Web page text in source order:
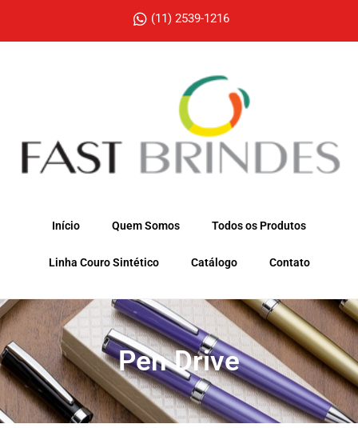
(11) 2539-1216
Início Quem Somos Todos os Produtos
Linha Couro Sintético Catálogo Contato
Pen Drive